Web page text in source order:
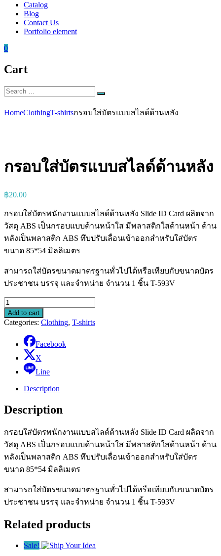
Catalog
Blog
Contact Us
Portfolio element
0
Cart
Search
for:
Search
HomeClothingT-shirtsกรอบใส่บัตรแบบสไลด์ด้านหลัง
กรอบใส่บัตรแบบสไลด์ด้านหลัง
฿20.00
กรอบใส่บัตรพนักงานแบบสไลด์ด้านหลัง Slide ID Card ผลิตจาก
วัสดุ ABS เป็นกรอบแบบด้านหน้าใส มีพลาสติกใสด้านหน้า ด้าน
หลังเป็นพลาสติก ABS ทึบปรับเลื่อนเข้าออกสำหรับใส่บัตร
ขนาด 85*54 มิลลิเมตร
สามารถใส่บัตรขนาดมาตรฐานทั่วไปได้หรือเทียบกับขนาดบัตร
ประชาชน บรรจุ และจำหน่าย จำนวน 1 ชิ้น T-593V
กรอบ
ใส่
บัตร
quantity
Add to cart
Categories: Clothing, T-shirts
Facebook
X
Line
Description
Description
กรอบใส่บัตรพนักงานแบบสไลด์ด้านหลัง Slide ID Card ผลิตจาก
วัสดุ ABS เป็นกรอบแบบด้านหน้าใส มีพลาสติกใสด้านหน้า ด้าน
หลังเป็นพลาสติก ABS ทึบปรับเลื่อนเข้าออกสำหรับใส่บัตร
ขนาด 85*54 มิลลิเมตร
สามารถใส่บัตรขนาดมาตรฐานทั่วไปได้หรือเทียบกับขนาดบัตร
ประชาชน บรรจุ และจำหน่าย จำนวน 1 ชิ้น T-593V
Related products
Sale!